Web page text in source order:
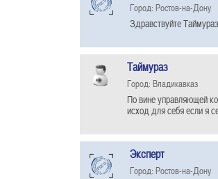
Город: Ростов-на-Дону
Здравствуйте
Таймураз
Город: Владикавказ
По вине управляющей
исход для себя если я
Эксперт
Город: Ростов-на-Дону